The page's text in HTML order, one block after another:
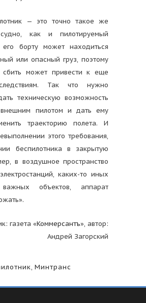
— это точно такое же
как и пилотируемый
борту может находиться
или опасный груз, поэтому
сбить может привести к еще
Так что нужно
техническую возможность
внешним пилотом и дать ему
траекторию полета. И
этого требования,
беспилотника в закрытую
в воздушное пространство
каких-то иных
важных объектов, аппарат
газета «Коммерсантъ», автор:
Андрей Загорский
, Минтранс